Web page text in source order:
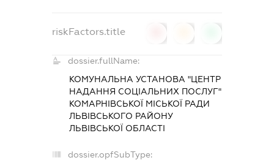
riskFactors.title
dossier.fullName:
КОМУНАЛЬНА УСТАНОВА "ЦЕНТР
НАДАННЯ СОЦІАЛЬНИХ ПОСЛУГ"
КОМАРНІВСЬКОЇ МІСЬКОЇ РАДИ
ЛЬВІВСЬКОГО РАЙОНУ
ЛЬВІВСЬКОЇ ОБЛАСТІ
dossier.opfSubType: